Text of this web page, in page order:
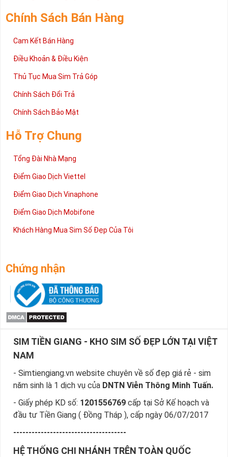
Chính Sách Bán Hàng
Cam Kết Bán Hàng
Điều Khoản & Điều Kiện
Thủ Tục Mua Sim Trả Góp
Chính Sách Đổi Trả
Chính Sách Bảo Mật
Hỗ Trợ Chung
Tổng Đài Nhà Mạng
Điểm Giao Dịch Viettel
Điểm Giao Dịch Vinaphone
Điểm Giao Dịch Mobifone
Khách Hàng Mua Sim Số Đẹp Của Tôi
Chứng nhận
SIM TIỀN GIANG - KHO SIM SỐ ĐẸP LỚN TẠI VIỆT
NAM
- Simtiengiang.vn website chuyên về số đẹp giá rẻ - sim
năm sinh là 1 dịch vụ của DNTN Viễn Thông Minh Tuấn.
- Giấy phép KD số: 1201556769 cấp tại Sở Kế hoạch và
đầu tư Tiền Giang ( Đồng Tháp ), cấp ngày 06/07/2017
-------------------------------------
HỆ THỐNG CHI NHÁNH TRÊN TOÀN QUỐC